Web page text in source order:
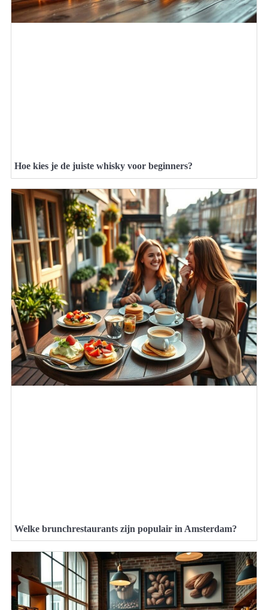
Hoe kies je de juiste whisky voor beginners?
Welke brunchrestaurants zijn populair in Amsterdam?